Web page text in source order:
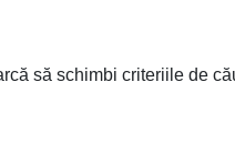
să schimbi criteriile de